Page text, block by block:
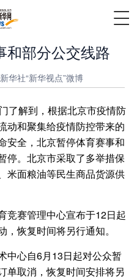
和部分公交线路
华社“新华视点”微博
解到，根据北京市疫情防
动和聚集给疫情防控带来的
安全，北京暂停体育赛事和
停。北京市采取了多举措保
米面粮油等民生商品货源供
赛管理中心宣布于12日起
恢复时间将另行通知。
心自6月13日起对公众暂
单取消，恢复时间安排将另